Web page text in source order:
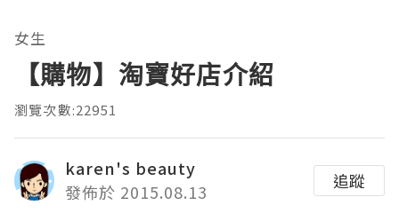
女生
【購物】淘寶好店介紹
瀏覽次數:22951
karen's beauty
發佈於 2015.08.13
追蹤